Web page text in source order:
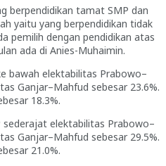
berpendidikan tamat SMP dan
yaitu yang berpendidikan tidak
pemilih dengan pendidikan atas
ada di Anies-Muhaimin.
bawah elektabilitas Prabowo–
Ganjar–Mahfud sebesar 23.6%.
18.3%.
elektabilitas Prabowo–
Ganjar–Mahfud sebesar 29.5%.
21.0%.